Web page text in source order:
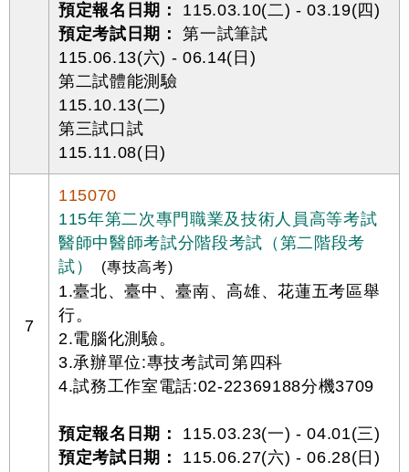
預定報名日期：
115.03.10(二) - 03.19(四)
預定考試日期：
第一試筆試
115.06.13(六) - 06.14(日)
第二試體能測驗
115.10.13(二)
第三試口試
115.11.08(日)
7
115070
115年第二次專門職業及技術人員高等考試
醫師中醫師考試分階段考試（第二階段考
試）
(專技高考)
1.臺北、臺中、臺南、高雄、花蓮五考區舉
行。
2.電腦化測驗。
3.承辦單位:專技考試司第四科
4.試務工作室電話:02-22369188分機3709
預定報名日期：
115.03.23(一) - 04.01(三)
預定考試日期：
115.06.27(六) - 06.28(日)